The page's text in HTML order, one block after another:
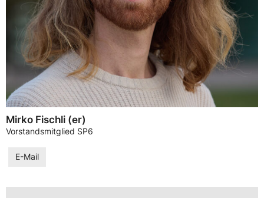
Mirko Fischli (er)
Vorstandsmitglied SP6
E-Mail